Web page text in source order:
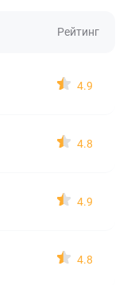
Рейтинг
4.9
4.8
4.9
4.8